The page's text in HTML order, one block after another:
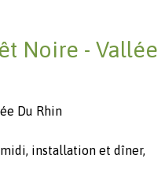
Noire - Vallée
Du Rhin
installation et dîner,